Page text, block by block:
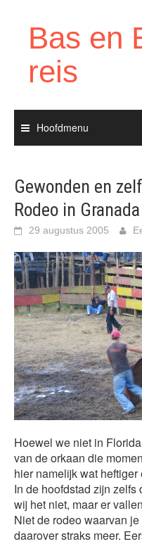
Bas en
reis
Hoofdmenu
Gewonden en
Rodeo in Granada
29 augustus 2005
Hoewel we niet in
van de orkaan die
hier namelijk wat
In de hoofdstad zijn
wij het niet, maar er
Niet de rodeo waarvan
daarover straks meer.